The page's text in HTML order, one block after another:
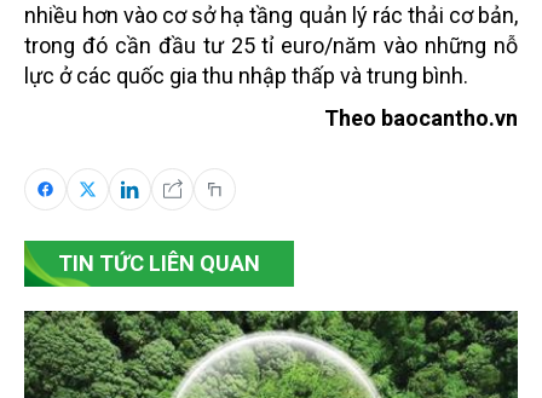
nhiều hơn vào cơ sở hạ tầng quản lý rác thải cơ bản,
trong đó cần đầu tư 25 tỉ euro/năm vào những nỗ
lực ở các quốc gia thu nhập thấp và trung bình.
Theo baocantho.vn
TIN TỨC LIÊN QUAN